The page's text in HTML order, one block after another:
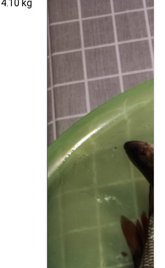
4.10 kg